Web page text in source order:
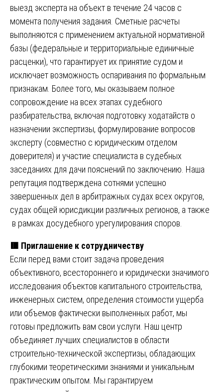
выезд эксперта на объект в течение 24 часов с
момента получения задания. Сметные расчеты
выполняются с применением актуальной нормативной
базы (федеральные и территориальные единичные
расценки), что гарантирует их принятие судом и
исключает возможность оспаривания по формальным
признакам. Более того, мы оказываем полное
сопровождение на всех этапах судебного
разбирательства, включая подготовку ходатайств о
назначении экспертизы, формулирование вопросов
эксперту (совместно с юридическим отделом
доверителя) и участие специалиста в судебных
заседаниях для дачи пояснений по заключению. Наша
репутация подтверждена сотнями успешно
завершенных дел в арбитражных судах всех округов,
судах общей юрисдикции различных регионов, а также
в рамках досудебного урегулирования споров.
🟥 Приглашение к сотрудничеству
Если перед вами стоит задача проведения
объективного, всестороннего и юридически значимого
исследования объектов капитального строительства,
инженерных систем, определения стоимости ущерба
или объемов фактически выполненных работ, мы
готовы предложить вам свои услуги. Наш центр
объединяет лучших специалистов в области
строительно-технической экспертизы, обладающих
глубокими теоретическими знаниями и уникальным
практическим опытом. Мы гарантируем